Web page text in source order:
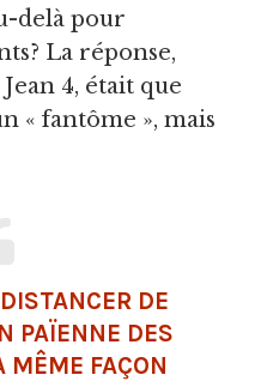
delà pour
La réponse,
4, était que
« fantôme », mais
DE
PAÏENNE DES
MÊME FAÇON